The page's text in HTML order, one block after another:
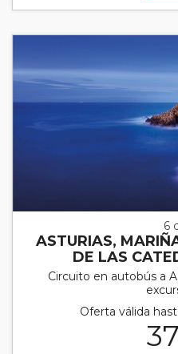
6
ASTURIAS,
DE LAS
Circuito en autobús a
Oferta válida